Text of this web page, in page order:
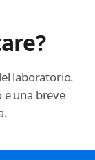
laboratorio.
e una breve